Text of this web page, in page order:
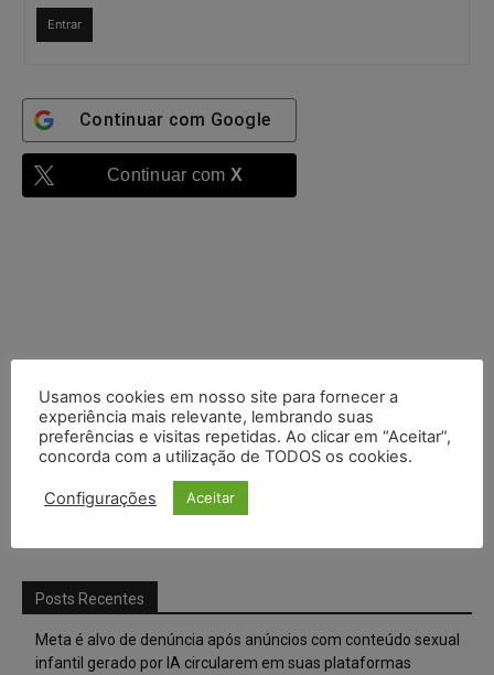
Entrar
Continuar com Google
Continuar com X
Posts Recentes
Meta é alvo de denúncia após anúncios com conteúdo sexual
infantil gerado por IA circularem em suas plataformas
Usamos cookies em nosso site para fornecer a
experiência mais relevante, lembrando suas
preferências e visitas repetidas. Ao clicar em “Aceitar”,
concorda com a utilização de TODOS os cookies.
Configurações Aceitar